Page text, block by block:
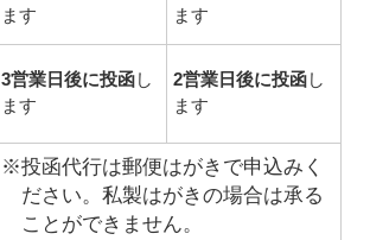
ます
ます
3営業日後に投函し
ます
2営業日後に投函し
ます
※投函代行は郵便はがきで申込みく
ださい。私製はがきの場合は承る
ことができません。